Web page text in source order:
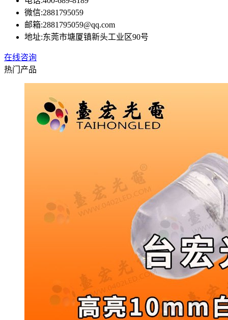
微信:2881795059
邮箱:2881795059@qq.com
地址:东莞市塘厦镇新头工业区90号
在线咨询
热门产品